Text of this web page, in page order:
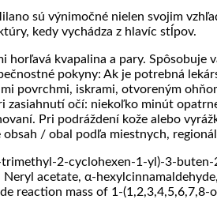
sú výnimočné nielen svojim
kedy vychádza z hlavíc stĺpov.
horľavá kvapalina a pary.
pokyny: Ak je potrebná
povrchmi, iskrami, otvoreným
zasiahnutí očí: niekoľko minút
Pri podráždení kože alebo
/ obal podľa miestnych,
2-cyclohexen-1-yl)-3-
acetate, α-
reaction mass of 1-